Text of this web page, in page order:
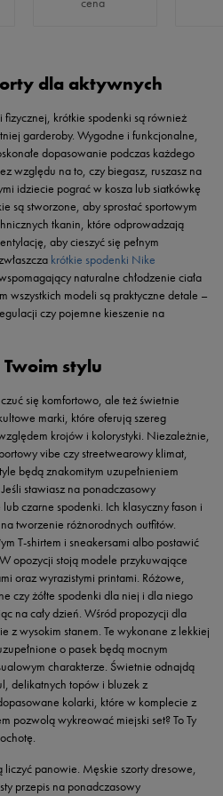
dla aktywnych
fizycznej, krótkie spodenki są również
garderoby. Wygodne i funkcjonalne,
dopasowanie podczas każdego
względu na to, czy biegasz, ruszasz na
idziecie pograć w kosza lub siatkówkę
są stworzone, aby sprostać sportowym
tkanin, które odprowadzają
aby cieszyć się pełnym
krótkie spodenki Nike
naturalne chłodzenie ciała
wszystkich modeli są praktyczne detale –
czy pojemne kieszenie na
stylu
się komfortowo, ale też świetnie
marki, które oferują szereg
krojów i kolorystyki. Niezależnie,
vibe czy streetwearowy klimat,
będą znakomitym uzupełnieniem
stawiasz na ponadczasowy
czarne spodenki. Ich klasyczny fason i
tworzenie różnorodnych outfitów.
T-shirtem i sneakersami albo postawić
opozycji stoją modele przykuwające
oraz wyrazistymi printami. Różowe,
czy żółte spodenki dla niej i dla niego
na cały dzień. Wśród propozycji dla
z wysokim stanem. Te wykonane z lekkiej
o pasek będą mocnym
charakterze. Świetnie odnajdą
delikatnych topów i bluzek z
kolarki, które w komplecie z
pozwolą wykreować miejski set? To Ty
panowie. Męskie szorty dresowe,
przepis na ponadczasowy